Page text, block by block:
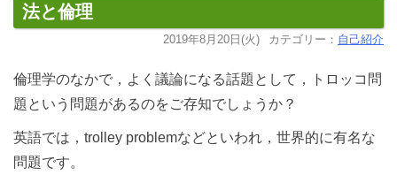
法と倫理
2019年8月20日(火) カテゴリー： 自己紹介
倫理学のなかで，よく議論になる話題として，トロッコ問
題という問題があるのをご存知でしょうか？
英語では，trolley problemなどといわれ，世界的に有名な
問題です。